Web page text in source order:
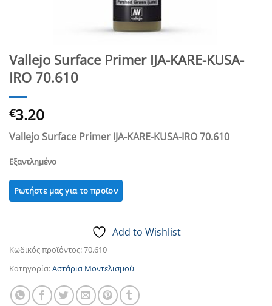
Vallejo Surface Primer IJA-KARE-KUSA-
IRO 70.610
€3.20
Vallejo Surface Primer IJA-KARE-KUSA-IRO 70.610
Εξαντλημένο
Add to Wishlist
Κωδικός προϊόντος:70.610
Κατηγορία:Αστάρια Μοντελισμού